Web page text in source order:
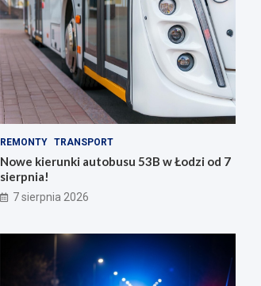
REMONTY TRANSPORT
Nowe kierunki autobusu 53B w Łodzi od 7
sierpnia!
7 sierpnia 2026